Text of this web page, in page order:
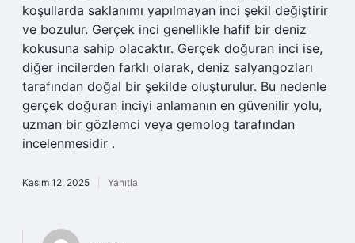
koşullarda saklanımı yapılmayan inci şekil değiştirir
ve bozulur. Gerçek inci genellikle hafif bir deniz
kokusuna sahip olacaktır. Gerçek doğuran inci ise,
diğer incilerden farklı olarak, deniz salyangozları
tarafından doğal bir şekilde oluşturulur. Bu nedenle
gerçek doğuran inciyi anlamanın en güvenilir yolu,
uzman bir gözlemci veya gemolog tarafından
incelenmesidir .
Kasım 12, 2025 Yanıtla